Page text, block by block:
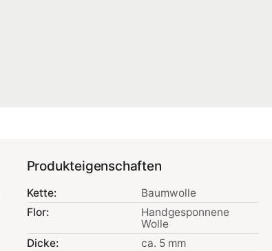
Produkteigenschaften
Kette:
Baumwolle
Flor:
Handgesponnene
Wolle
Dicke:
ca. 5 mm